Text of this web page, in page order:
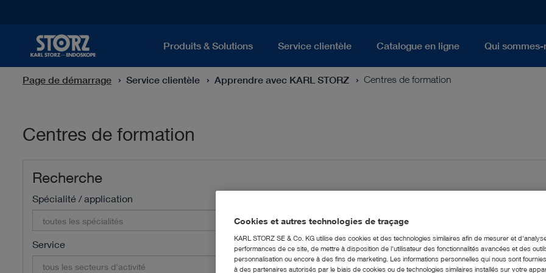
Produits & Solutions Service clientèle Catalogue en ligne Qui sommes-
Page de démarrage Service clientèle Apprendre avec KARL STORZ Centres de formation
Centres de formation
Recherche
Spécialité / application
toutes les spécialités tous les pays
Service
tous les secteurs d'activité Rechercher
Cookies et autres technologies de traçage
KARL STORZ SE & Co. KG utilise des cookies et des technologies similaires afin de mesurer et
performances de ce site, de mettre à disposition de l'utilisateur des fonctionnalités avancées et des
personnalisation ou encore à des fins de marketing. Les informations personnelles qui nous sont
à des partenaires autorisés par le biais de cookies ou de technologies similaires installés sur votre